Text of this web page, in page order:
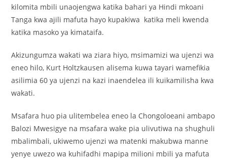
kilomita mbili unaojengwa katika bahari ya Hindi mkoani
Tanga kwa ajili mafuta hayo kupakiwa katika meli kwenda
katika masoko ya kimataifa.
Akizungumza wakati wa ziara hiyo, msimamizi wa ujenzi wa
eneo hilo, Kurt Holtzkausen alisema kuwa tayari wamefikia
asilimia 60 ya ujenzi na kazi inaendelea ili kuikamilisha kwa
wakati.
Msafara huo pia ulitembelea eneo la Chongoloeani ambapo
Balozi Mwesigye na msafara wake pia ulivutiwa na shughuli
mbalimbali, ukiwemo ujenzi wa matenki makubwa manne
yenye uwezo wa kuhifadhi mapipa milioni mbili ya mafuta